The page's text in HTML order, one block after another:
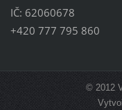
IČ: 62060678
+420 777 795 860
© 2012